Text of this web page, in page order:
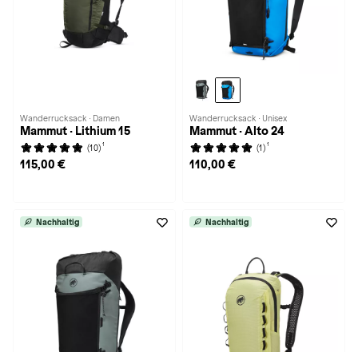
Wanderrucksack · Damen
Mammut · Lithium 15
(10) 1
115,00 €
Wanderrucksack · Unisex
Mammut · Alto 24
(1) 1
110,00 €
Nachhaltig Nachhaltig